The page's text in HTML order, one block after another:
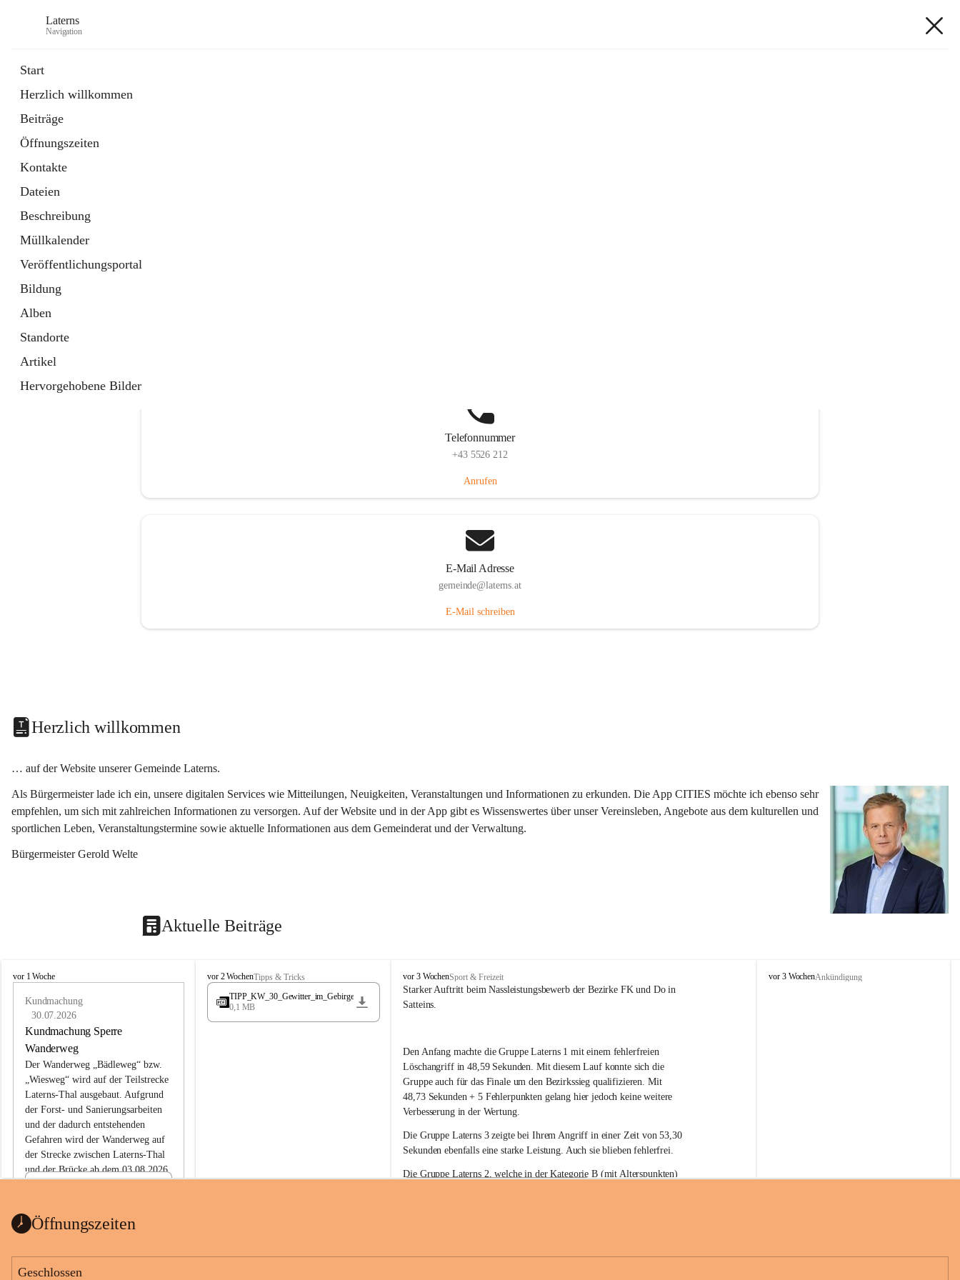
Laterns
Navigation
Start
Herzlich willkommen
Beiträge
Öffnungszeiten
Kontakte
Dateien
Beschreibung
Müllkalender
Veröffentlichungsportal
Bildung
Alben
Standorte
Artikel
Hervorgehobene Bilder
Telefonnummer
+43 5526 212
Anrufen
E-Mail Adresse
gemeinde@laterns.at
E-Mail schreiben
Herzlich willkommen
… auf der Website unserer Gemeinde Laterns.
Als Bürgermeister lade ich ein, unsere digitalen Services wie Mitteilungen, Neuigkeiten, Veranstaltungen und Informationen zu erkunden. Die App CITIES möchte ich ebenso sehr
empfehlen, um sich mit zahlreichen Informationen zu versorgen. Auf der Website und in der App gibt es Wissenswertes über unser Vereinsleben, Angebote aus dem kulturellen und
sportlichen Leben, Veranstaltungstermine sowie aktuelle Informationen aus dem Gemeinderat und der Verwaltung.
Bürgermeister Gerold Welte
Aktuelle Beiträge
L
vor 1 Woche
Kundmachung
30.07.2026
Kundmachung Sperre
Wanderweg
Der Wanderweg „Bädleweg“ bzw.
„Wiesweg“ wird auf der Teilstrecke
Laterns-Thal ausgebaut. Aufgrund
der Forst- und Sanierungsarbeiten
und der dadurch entstehenden
Gefahren wird der Wanderweg auf
der Strecke zwischen Laterns-Thal
und der Brücke ab dem 03.08.2026
ht
1 Seite•0,1 MB
L
a
e
vor 2 WochenTipps & Tricks
TIPP_KW_30_Gewitter_im_Gebirge
0,1 MB
F
r
e
l
l
i
g
e
F
e
u
e
r
w
t
vor 3 WochenSport & Freizeit
Starker Auftritt beim Nassleistungsbewerb der Bezirke FK und Do in
Satteins.
Den Anfang machte die Gruppe Laterns 1 mit einem fehlerfreien
Löschangriff in 48,59 Sekunden. Mit diesem Lauf konnte sich die
Gruppe auch für das Finale um den Bezirkssieg qualifizieren. Mit
48,73 Sekunden + 5 Fehlerpunkten gelang hier jedoch keine weitere
Verbesserung in der Wertung.
Die Gruppe Laterns 3 zeigte bei Ihrem Angriff in einer Zeit von 53,30
Sekunden ebenfalls eine starke Leistung. Auch sie blieben fehlerfrei.
Die Gruppe Laterns 2, welche in der Kategorie B (mit Alterspunkten)
L
vor 3 WochenAnkündigung
Öffnungszeiten
Geschlossen